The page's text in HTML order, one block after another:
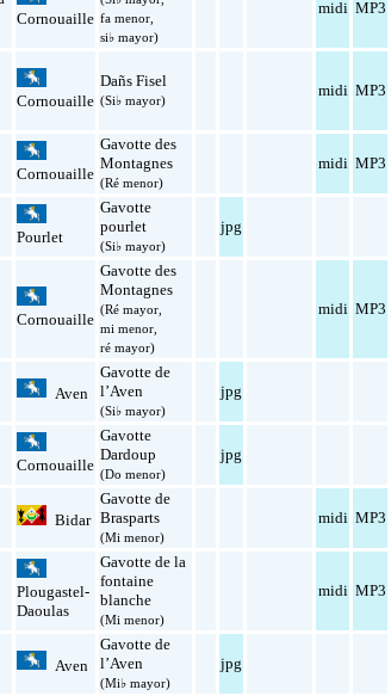
Cornouaille fa menor,
si♭ mayor)
midi MP3
Cornouaille
Dañs Fisel
(Si♭ mayor)
midi MP3
Cornouaille
Gavotte des
Montagnes
(Ré menor)
midi MP3
Pourlet
Gavotte
pourlet
(Si♭ mayor)
jpg
Cornouaille
Gavotte des
Montagnes
(Ré mayor,
mi menor,
ré mayor)
midi MP3
Aven
Gavotte de
l’Aven
(Si♭ mayor)
jpg
Cornouaille
Gavotte
Dardoup
(Do menor)
jpg
Bidar
Gavotte de
Brasparts
(Mi menor)
midi MP3
Plougastel-
Daoulas
Gavotte de la
fontaine
blanche
(Mi menor)
midi MP3
Aven
Gavotte de
l’Aven
(Mi♭ mayor)
jpg